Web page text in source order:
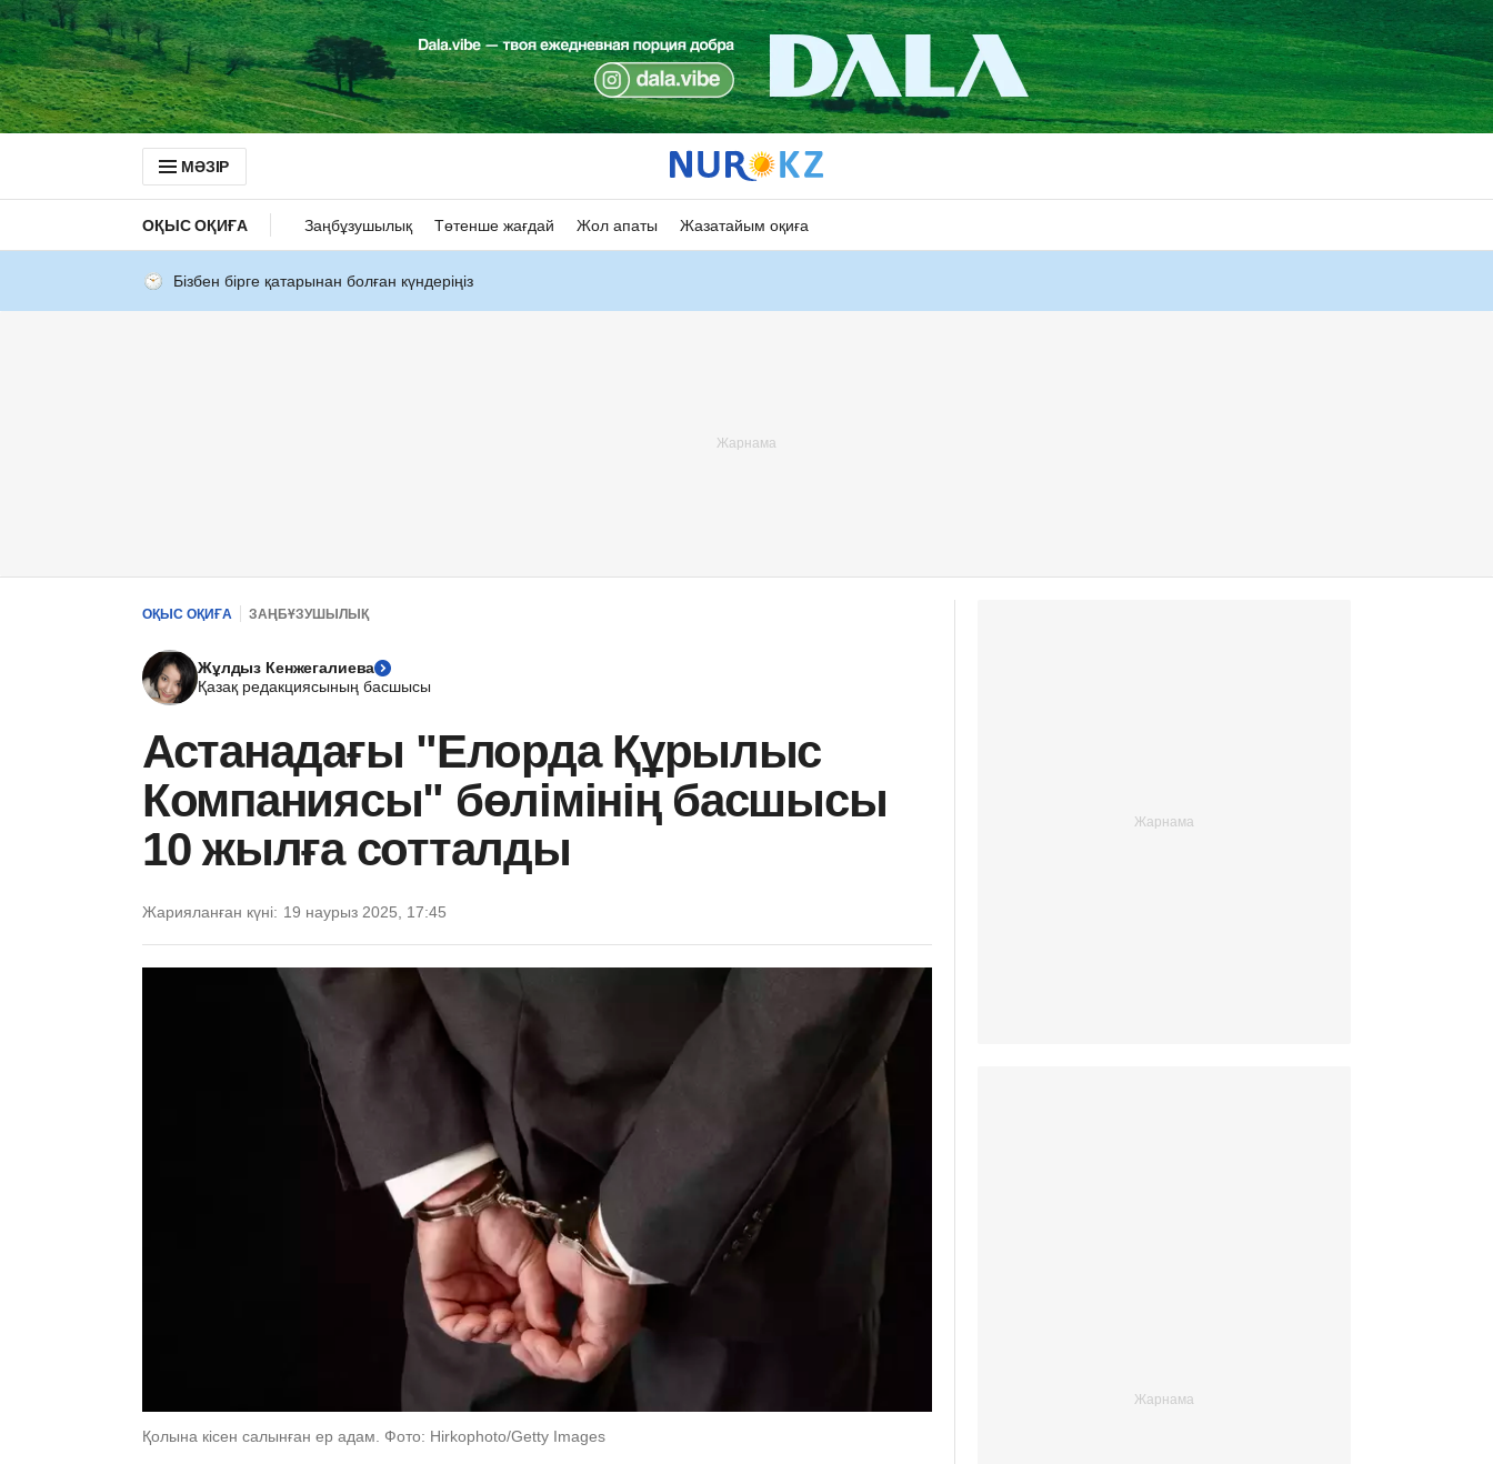
МӘЗІР
ОҚЫС ОҚИҒА Заңбұзушылық Төтенше жағдай Жол апаты Жазатайым оқиға
Бізбен бірге қатарынан болған күндеріңіз
ОҚЫС ОҚИҒА ЗАҢБҰЗУШЫЛЫҚ
Жұлдыз Кенжегалиева
Қазақ редакциясының басшысы
Астанадағы "Елорда Құрылыс
Компаниясы" бөлімінің басшысы
10 жылға сотталды
Жарияланған күні: 19 наурыз 2025, 17:45
Қолына кісен салынған ер адам. Фото: Hirkophoto/Getty Images